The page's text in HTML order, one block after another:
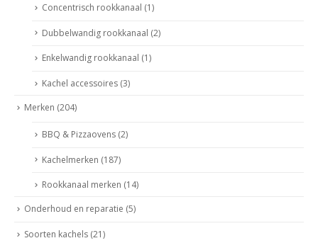
Concentrisch rookkanaal (1)
Dubbelwandig rookkanaal (2)
Enkelwandig rookkanaal (1)
Kachel accessoires (3)
Merken (204)
BBQ & Pizzaovens (2)
Kachelmerken (187)
Rookkanaal merken (14)
Onderhoud en reparatie (5)
Soorten kachels (21)